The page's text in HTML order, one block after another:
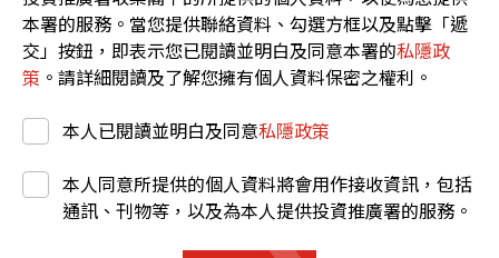
本署的服務。當您提供聯絡資料、勾選方框以及點擊「遞
交」按鈕，即表示您已閱讀並明白及同意本署的私隱政
策 。請詳細閱讀及了解您擁有個人資料保密之權利。
本人已閱讀並明白及同意私隱政策
本人同意所提供的個人資料將會用作接收資訊，包括
通訊、刊物等，以及為本人提供投資推廣署的服務。